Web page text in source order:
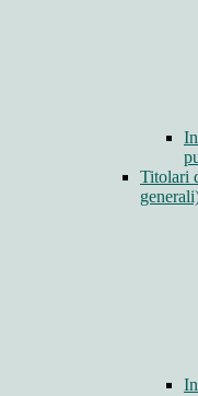
Titolari